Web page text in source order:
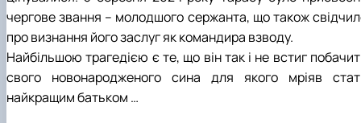
(08.06.1983 - 27.09.2022 р.), випускник 2017
року.
СОРОКА Олександр Григорович
03.07.2023 р.), випускник 2019 року.
СТЕПАНОВ Віталій Анатолійович
- 20.05.2022 р.), випускник 1999 року.
чергове звання – молодшого сержанта, що також
про визнання його заслуг як командира взводу.
Найбільшою трагедією є те, що він так і не встиг
свого новонародженого сина для якого мріяв
найкращим батьком …